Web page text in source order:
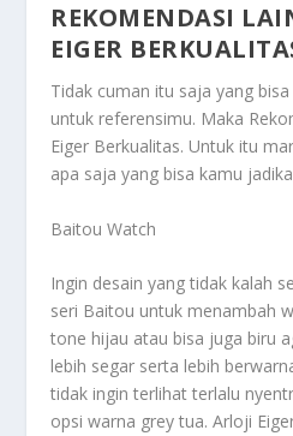
REKOMENDASI
EIGER
Tidak cuman itu saja yang
untuk referensimu. Maka
Eiger Berkualitas. Untuk itu
apa saja yang bisa kamu
Baitou Watch
Ingin desain yang tidak kalah
seri Baitou untuk menambah
tone hijau atau bisa juga biru
lebih segar serta lebih
tidak ingin terlihat terlalu
opsi warna grey tua. Arloji